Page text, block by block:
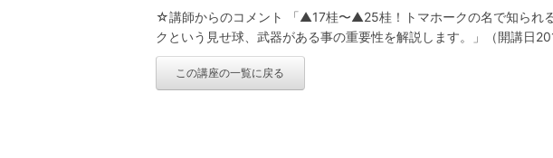
☆講師からのコメント 「▲17桂〜▲25桂！トマホークの名で知られ
クという見せ球、武器がある事の重要性を解説します。」（開講日
この講座の一覧に戻る